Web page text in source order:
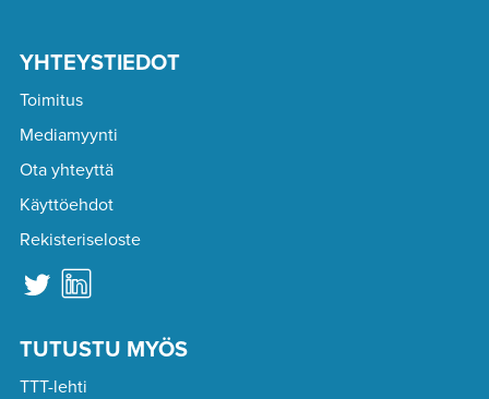
YHTEYSTIEDOT
Toimitus
Mediamyynti
Ota yhteyttä
Käyttöehdot
Rekisteriseloste
TUTUSTU MYÖS
TTT-lehti